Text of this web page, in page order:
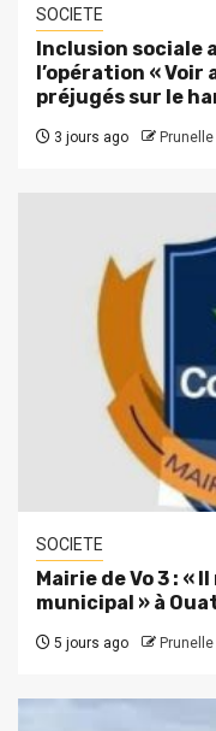
SOCIETE
Inclusion sociale
l’opération «
préjugés sur le
3 jours ago Prunelle
SOCIETE
Mairie de Vo 3 : «
municipal » à
5 jours ago Prunelle